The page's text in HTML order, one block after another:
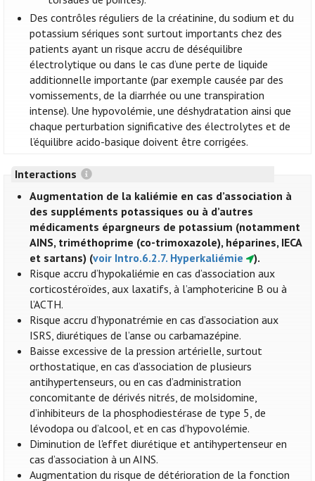
Des contrôles réguliers de la créatinine, du sodium et du
potassium sériques sont surtout importants chez des
patients ayant un risque accru de déséquilibre
électrolytique ou dans le cas d’une perte de liquide
additionnelle importante (par exemple causée par des
vomissements, de la diarrhée ou une transpiration
intense). Une hypovolémie, une déshydratation ainsi que
chaque perturbation significative des électrolytes et de
l’équilibre acido-basique doivent être corrigées.
Interactions
Augmentation de la kaliémie en cas d’association à
des suppléments potassiques ou à d’autres
médicaments épargneurs de potassium (notamment
AINS, triméthoprime (co-trimoxazole), héparines, IECA
et sartans) (voir Intro.6.2.7. Hyperkaliémie
).
Risque accru d’hypokaliémie en cas d’association aux
corticostéroïdes, aux laxatifs, à l’amphotericine B ou à
l’ACTH.
Risque accru d’hyponatrémie en cas d’association aux
ISRS, diurétiques de l’anse ou carbamazépine.
Baisse excessive de la pression artérielle, surtout
orthostatique, en cas d’association de plusieurs
antihypertenseurs, ou en cas d’administration
concomitante de dérivés nitrés, de molsidomine,
d’inhibiteurs de la phosphodiestérase de type 5, de
lévodopa ou d’alcool, et en cas d’hypovolémie.
Diminution de l'effet diurétique et antihypertenseur en
cas d’association à un AINS.
Augmentation du risque de détérioration de la fonction